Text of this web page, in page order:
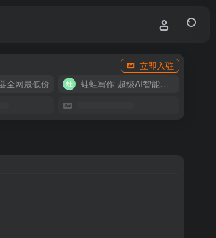
立即入驻
全网最低价 蛙蛙写作-超级AI智能写作助手